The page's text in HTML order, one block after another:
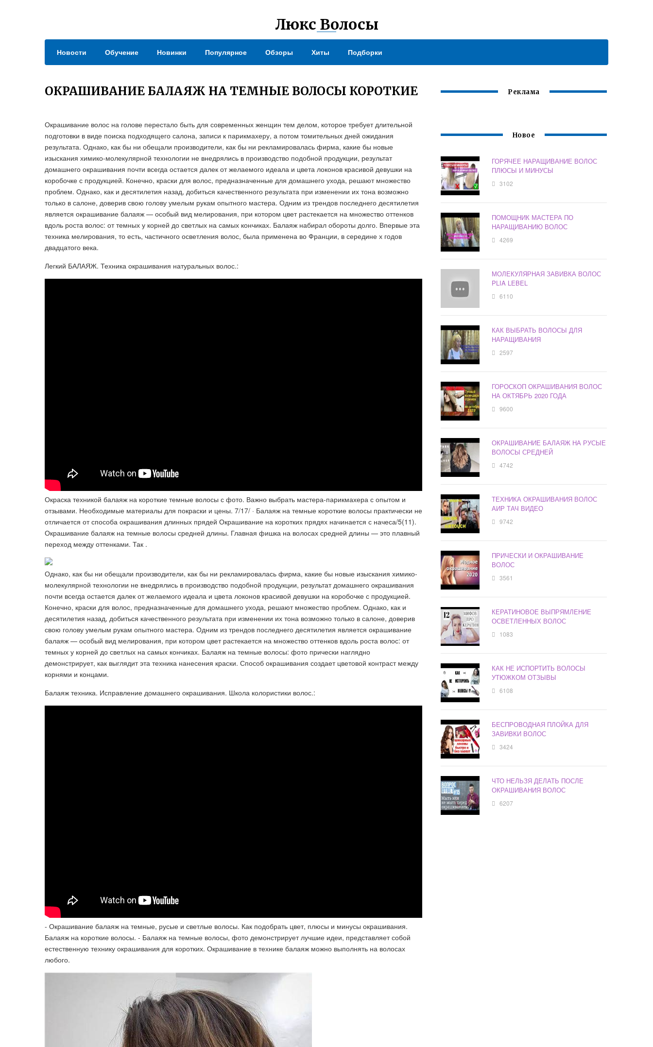
Люкс Волосы
Новости Обучение Новинки Популярное Обзоры Хиты Подборки
ОКРАШИВАНИЕ БАЛАЯЖ НА ТЕМНЫЕ ВОЛОСЫ КОРОТКИЕ
Окрашивание волос на голове перестало быть для современных женщин тем делом, которое требует длительной
подготовки в виде поиска подходящего салона, записи к парикмахеру, а потом томительных дней ожидания
результата. Однако, как бы ни обещали производители, как бы ни рекламировалась фирма, какие бы новые
изыскания химико-молекулярной технологии не внедрялись в производство подобной продукции, результат
домашнего окрашивания почти всегда остается далек от желаемого идеала и цвета локонов красивой девушки на
коробочке с продукцией. Конечно, краски для волос, предназначенные для домашнего ухода, решают множество
проблем. Однако, как и десятилетия назад, добиться качественного результата при изменении их тона возможно
только в салоне, доверив свою голову умелым рукам опытного мастера. Одним из трендов последнего десятилетия
является окрашивание балаяж — особый вид мелирования, при котором цвет растекается на множество оттенков
вдоль роста волос: от темных у корней до светлых на самых кончиках. Балаяж набирал обороты долго. Впервые эта
техника мелирования, то есть, частичного осветления волос, была применена во Франции, в середине х годов
двадцатого века.
Легкий БАЛАЯЖ. Техника окрашивания натуральных волос.:
Окраска техникой балаяж на короткие темные волосы с фото. Важно выбрать мастера-парикмахера с опытом и
отзывами. Необходимые материалы для покраски и цены. 7/17/ · Балаяж на темные короткие волосы практически не
отличается от способа окрашивания длинных прядей Окрашивание на коротких прядях начинается с начеса/5(11).
Окрашивание балаяж на темные волосы средней длины. Главная фишка на волосах средней длины — это плавный
переход между оттенками. Так .
Однако, как бы ни обещали производители, как бы ни рекламировалась фирма, какие бы новые изыскания химико-
молекулярной технологии не внедрялись в производство подобной продукции, результат домашнего окрашивания
почти всегда остается далек от желаемого идеала и цвета локонов красивой девушки на коробочке с продукцией.
Конечно, краски для волос, предназначенные для домашнего ухода, решают множество проблем. Однако, как и
десятилетия назад, добиться качественного результата при изменении их тона возможно только в салоне, доверив
свою голову умелым рукам опытного мастера. Одним из трендов последнего десятилетия является окрашивание
балаяж — особый вид мелирования, при котором цвет растекается на множество оттенков вдоль роста волос: от
темных у корней до светлых на самых кончиках. Балаяж на темные волосы: фото прически наглядно
демонстрирует, как выглядит эта техника нанесения краски. Способ окрашивания создает цветовой контраст между
корнями и концами.
Балаяж техника. Исправление домашнего окрашивания. Школа колористики волос.:
- Окрашивание балаяж на темные, русые и светлые волосы. Как подобрать цвет, плюсы и минусы окрашивания.
Балаяж на короткие волосы​. - Балаяж на темные волосы, фото демонстрирует лучшие идеи, представляет собой
естественную технику окрашивания для коротких. Окрашивание в технике балаяж можно выполнять на волосах
любого.
Реклама
Новое
ГОРЯЧЕЕ НАРАЩИВАНИЕ ВОЛОС
ПЛЮСЫ И МИНУСЫ
3102
ПОМОЩНИК МАСТЕРА ПО
НАРАЩИВАНИЮ ВОЛОС
4269
МОЛЕКУЛЯРНАЯ ЗАВИВКА ВОЛОС
PLIA LEBEL
6110
КАК ВЫБРАТЬ ВОЛОСЫ ДЛЯ
НАРАЩИВАНИЯ
2597
ГОРОСКОП ОКРАШИВАНИЯ ВОЛОС
НА ОКТЯБРЬ 2020 ГОДА
9600
ОКРАШИВАНИЕ БАЛАЯЖ НА РУСЫЕ
ВОЛОСЫ СРЕДНЕЙ
4742
ТЕХНИКА ОКРАШИВАНИЯ ВОЛОС
АИР ТАЧ ВИДЕО
9742
ПРИЧЕСКИ И ОКРАШИВАНИЕ
ВОЛОС
3561
КЕРАТИНОВОЕ ВЫПРЯМЛЕНИЕ
ОСВЕТЛЕННЫХ ВОЛОС
1083
КАК НЕ ИСПОРТИТЬ ВОЛОСЫ
УТЮЖКОМ ОТЗЫВЫ
6108
БЕСПРОВОДНАЯ ПЛОЙКА ДЛЯ
ЗАВИВКИ ВОЛОС
3424
ЧТО НЕЛЬЗЯ ДЕЛАТЬ ПОСЛЕ
ОКРАШИВАНИЯ ВОЛОС
6207